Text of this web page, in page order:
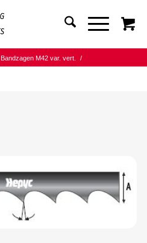
Bandzagen M42 var. vert.
/